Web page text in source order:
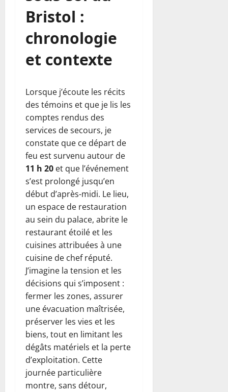
Bristol :
chronologie
et contexte
Lorsque j’écoute les récits
des témoins et que je lis les
comptes rendus des
services de secours, je
constate que ce départ de
feu est survenu autour de
11 h 20 et que l’événement
s’est prolongé jusqu’en
début d’après-midi. Le lieu,
un espace de restauration
au sein du palace, abrite le
restaurant étoilé et les
cuisines attribuées à une
cuisine de chef réputé.
J’imagine la tension et les
décisions qui s’imposent :
fermer les zones, assurer
une évacuation maîtrisée,
préserver les vies et les
biens, tout en limitant les
dégâts matériels et la perte
d’exploitation. Cette
journée particulière
montre, sans détour,